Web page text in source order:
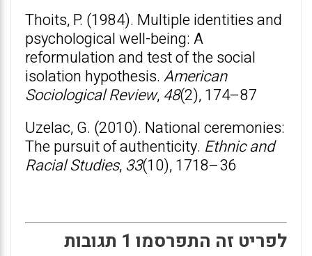
Thoits, P. (1984). Multiple identities and
psychological well-being: A
reformulation and test of the social
isolation hypothesis. American
SociologicalReview,48(2), 174–87
Uzelac, G. (2010). National ceremonies:
The pursuit of authenticity. Ethnic and
Racial Studies, 33(10), 1718–36
לפריט זה התפרסמו 1 תגובות